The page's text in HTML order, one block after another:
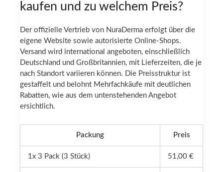
kaufen und zu welchem Preis?
Der offizielle Vertrieb von NuraDerma erfolgt über die
eigene Website sowie autorisierte Online-Shops.
Versand wird international angeboten, einschließlich
Deutschland und Großbritannien, mit Lieferzeiten, die je
nach Standort variieren können. Die Preisstruktur ist
gestaffelt und belohnt Mehrfachkäufe mit deutlichen
Rabatten, wie aus dem untenstehenden Angebot
ersichtlich.
Packung Preis
1x 3 Pack (3 Stück) 51,00 €